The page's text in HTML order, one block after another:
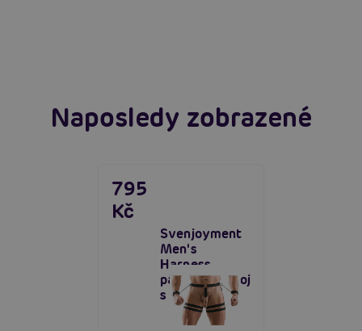
Naposledy zobrazené
Svenjoyment
Men's
Harness,
pánský postroj
s pouty
795
Kč